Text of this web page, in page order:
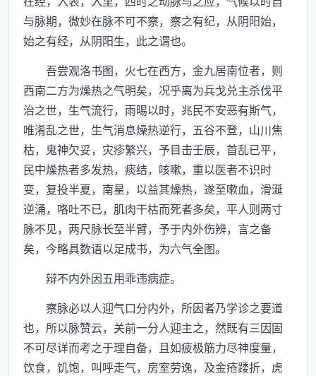
与脉期，微妙在脉不可不察，察之有纪，从阴阳始，
始之有经，从阴阳生，此之谓也。
吾尝观洛书图，火七在西方，金九居南位者，则
西南二方为燥热之气明矣，况乎离为兵戈兑主杀伐平
治之世，生气流行，雨晹以时，兆民不安恶有斯气，
唯淆乱之世，生气消息燥热逆行，五谷不登，山川焦
枯，鬼神欠妥，灾疹繁兴，予目击壬辰，首乱已平，
民中燥热者多发热，痰结，咳嗽，重以医者不识时
变，复投半夏，南星，以益其燥热，遂至嗽血，滑涎
逆涌，咯吐不已，肌肉干枯而死者多矣，平人则两寸
脉不见，两尺脉长至半臂，予于内外伤辨，言之备
矣，今略具数语以足成书，为六气全图。
辩不内外因五用乖违病症。
察脉必以人迎气口分内外，所因者乃学诊之要道
也，所以脉赞云，关前一分人迎主之，然既有三因固
不可尽详而考之于理自备，且如疲极筋力尽神度量，
饮食，饥饱，叫呼走气，房室劳逸，及金疮踒折，虎